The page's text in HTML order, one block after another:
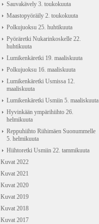
Sauvakävely 3. toukokuuta
Maastopyöräily 2. toukokuuta
Polkujuoksu 25. huhtikuuta
Pyöräretki Nukarinkoskelle 22.
huhtikuuta
Lumikenkäretki 19. maaliskuuta
Polkujuoksu 16. maaliskuuta
Lumikenkäretki Usmissa 12.
maaliskuuta
Lumikenkäretki Usmiin 5. maaliskuuta
Hyvinkään ympärihiihto 26.
helmikuuta
Reppuhiihto Riihimäen Suonummelle
5. helmikuuta
Hiihtoretki Usmiin 22. tammikuuta
Kuvat 2022
Kuvat 2021
Kuvat 2020
Kuvat 2019
Kuvat 2018
Kuvat 2017